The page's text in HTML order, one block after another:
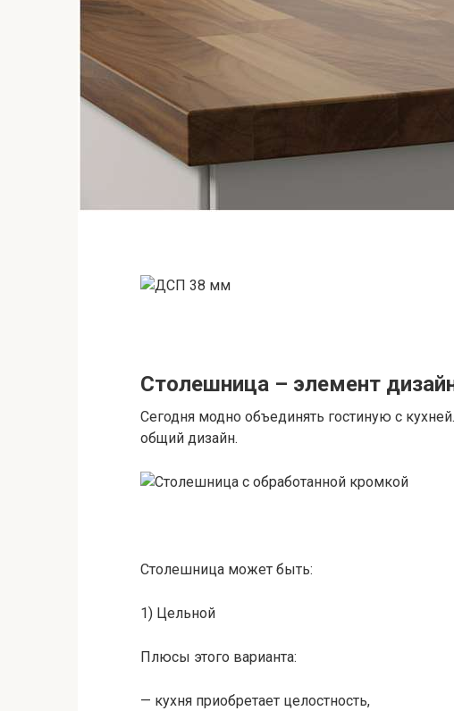
Столешница – элемент
Сегодня модно объединять гостиную с
общий дизайн.
Столешница может быть:
1) Цельной
Плюсы этого варианта:
— кухня приобретает целостность,